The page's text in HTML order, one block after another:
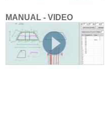
MANUAL - VIDEO